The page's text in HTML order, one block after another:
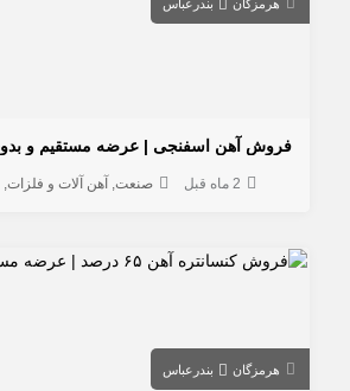
هرمزگان بندرعباس
فروش آهن اسفنجی | عرضه مستقیم و
2 ماه قبل صنعت آهن آلات و فلزات
هرمزگان بندرعباس